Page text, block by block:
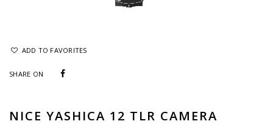
ADD TO FAVORITES
SHARE ON
NICE YASHICA 12 TLR CAMERA